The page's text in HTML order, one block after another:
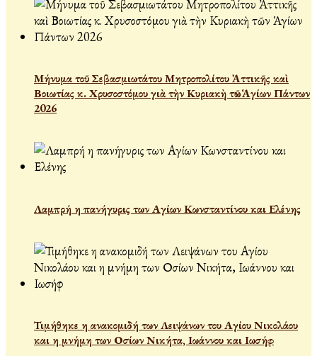
Μήνυμα τοῦ Σεβασμιωτάτου Μητροπολίτου Ἀττικῆς καὶ
Βοιωτίας κ. Χρυσοστόμου γιὰ τὴν Κυριακὴ τῶν Ἁγίων Πάντων
2026
Λαμπρή η πανήγυρις των Αγίων Κωνσταντίνου και Ελένης
Τιμήθηκε η ανακομιδή των Λειψάνων του Αγίου Νικολάου
και η μνήμη των Οσίων Νικήτα, Ιωάννου και Ιωσήφ